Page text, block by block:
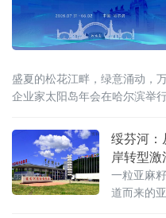
盛夏的松花江畔，绿意涌动，
企业家太阳岛年会在哈尔滨举
打磨，企业家太阳岛年会已成
有博鳌，北有太阳岛”的全国
新突破 新途径 新局面 新成果”
绥芬河：
岸转型
一粒亚麻
道而来的